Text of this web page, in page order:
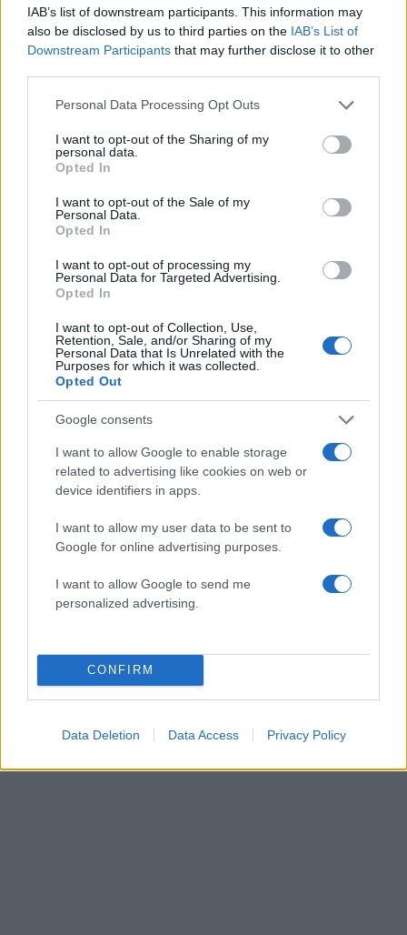
IAB’s list of downstream participants. This information may
also be disclosed by us to third parties on the IAB’s List of
Downstream Participants that may further disclose it to other
Please note that this website/app uses one or more Google
not limited to your visit or usage behaviour. You may click to
grant or deny consent to Google and its third-party tags to
use your data for below specified purposes in below Google
consent section.
Personal Data Processing Opt Outs
I want to opt-out of the Sharing of my
personal data.
Opted In
I want to opt-out of the Sale of my
Personal Data.
Opted In
I want to opt-out of processing my
Personal Data for Targeted Advertising.
Opted In
I want to opt-out of Collection, Use,
Retention, Sale, and/or Sharing of my
Personal Data that Is Unrelated with the
Purposes for which it was collected.
Opted Out
Google consents
I want to allow Google to enable storage
related to advertising like cookies on web or
device identifiers in apps.
I want to allow my user data to be sent to
Google for online advertising purposes.
I want to allow Google to send me
personalized advertising.
CONFIRM
Data Deletion Data Access Privacy Policy
Follow us on
facebook
twitter Instagram TikTok
tlife.gr στο Google
Newsκαι μάθετε πρώτοι όλα τα
νέα.
READ MORE
3+1 αντηλιακά σε μορφή στικ για γρήγορη
08.08.2026